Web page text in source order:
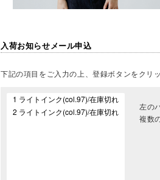
入荷お知らせメール申込
下記の項目をご入力の上、登録ボタンをクリ
左の
複数